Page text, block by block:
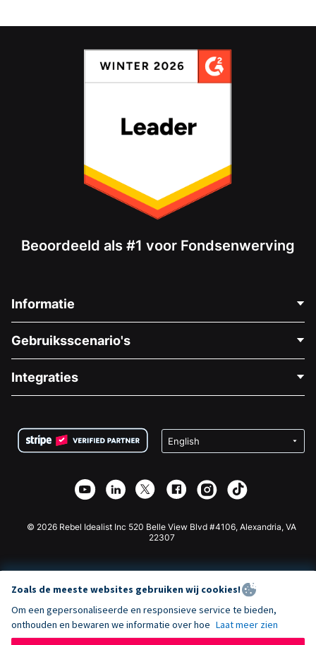
Beoordeeld als #1 voor Fondsenwerving
Informatie
Over Ons
Vacatures
Privacy
Affiliate Partnerschap
Gebruiksscenario's
Medische Fondsenwerving
Goede Doelen Fondsenwerving
Integraties
Wix Donatie Plugin
Webflow Donatie App
Joomla Donatie
© 2026 Rebel Idealist Inc 520 Belle View Blvd #4106, Alexandria, VA
22307
Zoals de meeste websites gebruiken wij cookies!
Om een gepersonaliseerde en responsieve service te bieden,
onthouden en bewaren we informatie over hoe Laat meer zien